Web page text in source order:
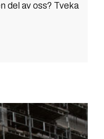
del av oss? Tveka